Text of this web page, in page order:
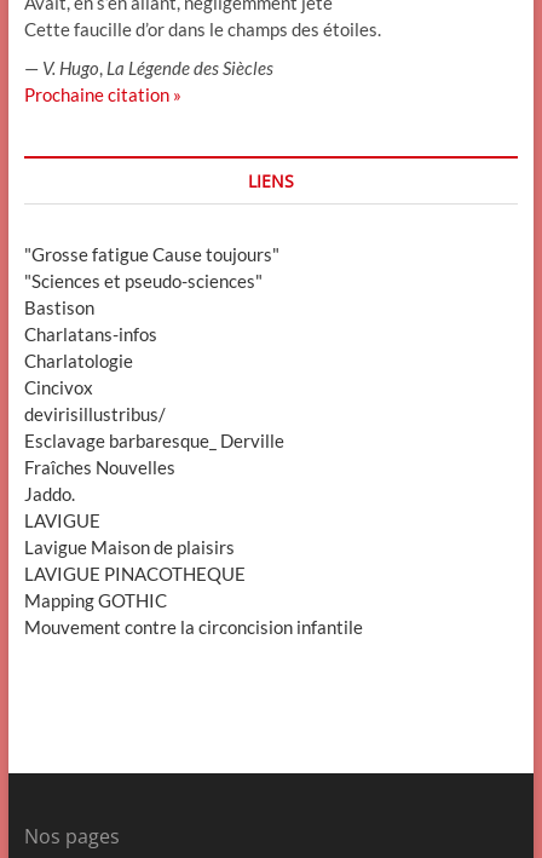
Cette faucille d’or dans le champs des étoiles.
— V. Hugo La Légende des Siècles
Prochaine citation »
LIENS
"Grosse fatigue Cause toujours"
"Sciences et pseudo-sciences"
Bastison
Charlatans-infos
Charlatologie
Cincivox
devirisillustribus/
Esclavage barbaresque_ Derville
Fraîches Nouvelles
Jaddo.
LAVIGUE
Lavigue Maison de plaisirs
LAVIGUE PINACOTHEQUE
Mapping GOTHIC
Mouvement contre la circoncision infantile
Nos pages